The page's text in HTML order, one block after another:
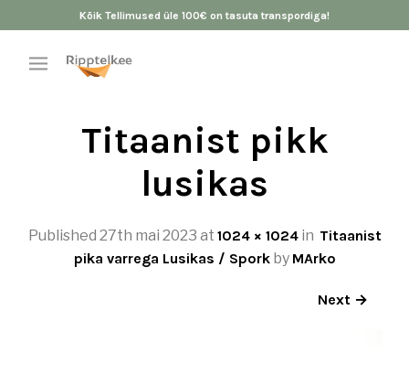
Kõik Tellimused üle 100€ on tasuta transpordiga!
Titaanist pikk
lusikas
Published 27th mai 2023 at 1024 × 1024in Titaanist
pika varrega Lusikas / Sporkby MArko
Next →